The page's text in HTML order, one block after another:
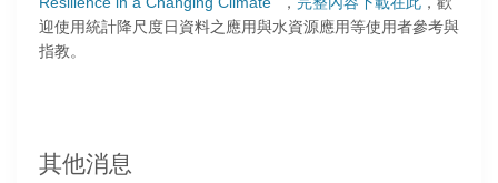
迎使用統計降尺度日資料之應用與水資源應用等使用者參考與
指教。
其他消息